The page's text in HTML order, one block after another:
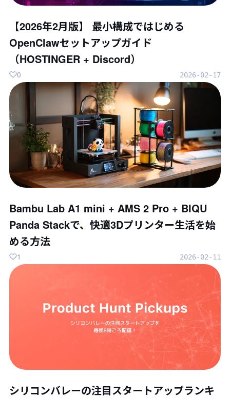
【2026年2月版】 最小構成ではじめる
OpenClawセットアップガイド
（HOSTINGER + Discord）
2026-02-17
0
Bambu Lab A1 mini + AMS 2 Pro + BIQU
Panda Stackで、快適3Dプリンター生活を始
める方法
2026-02-11
1
シリコンバレーの注目スタートアップランキ